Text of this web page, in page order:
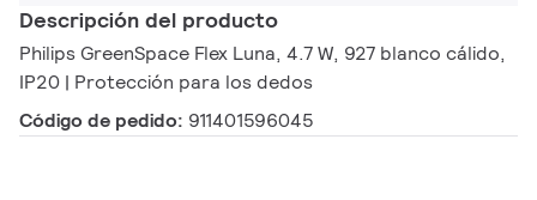
Descripción del producto
Philips GreenSpace Flex Luna, 4.7 W, 927 blanco cálido,
IP20 | Protección para los dedos
Código de pedido: 911401596045